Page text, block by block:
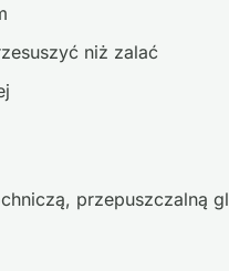
niż zalać
przepuszczalną